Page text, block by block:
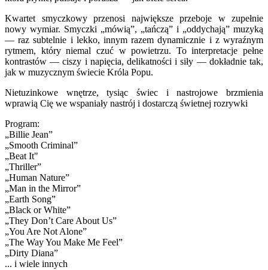
Kwartet smyczkowy przenosi największe przeboje w zupełnie
nowy wymiar. Smyczki „mówią”, „tańczą” i „oddychają” muzyką
— raz subtelnie i lekko, innym razem dynamicznie i z wyraźnym
rytmem, który niemal czuć w powietrzu. To interpretacje pełne
kontrastów — ciszy i napięcia, delikatności i siły — dokładnie tak,
jak w muzycznym świecie Króla Popu.
Nietuzinkowe wnętrze, tysiąc świec i nastrojowe brzmienia
wprawią Cię we wspaniały nastrój i dostarczą świetnej rozrywki
Program:
„Billie Jean”
„Smooth Criminal”
„Beat It"
„Thriller”
„Human Nature”
„Man in the Mirror”
„Earth Song”
„Black or White”
„They Don’t Care About Us”
„You Are Not Alone”
„The Way You Make Me Feel”
„Dirty Diana”
... i wiele innych